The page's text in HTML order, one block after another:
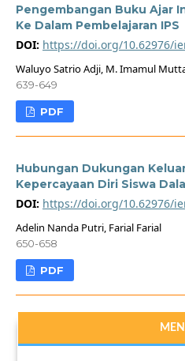
Pengembangan Buku Ajar
Ke Dalam Pembelajaran IPS
DOI: https://doi.org/10.62976/
Waluyo Satrio Adji, M. Imamul
639-649
PDF
Hubungan Dukungan
Kepercayaan Diri Siswa
DOI: https://doi.org/10.62976/
Adelin Nanda Putri, Farial Farial
650-658
PDF